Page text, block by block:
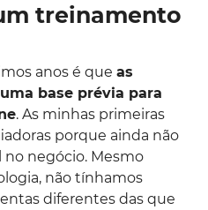
treinamento
anos é que as
base prévia para
. As minhas primeiras
porque ainda não
negócio. Mesmo
não tínhamos
diferentes das que